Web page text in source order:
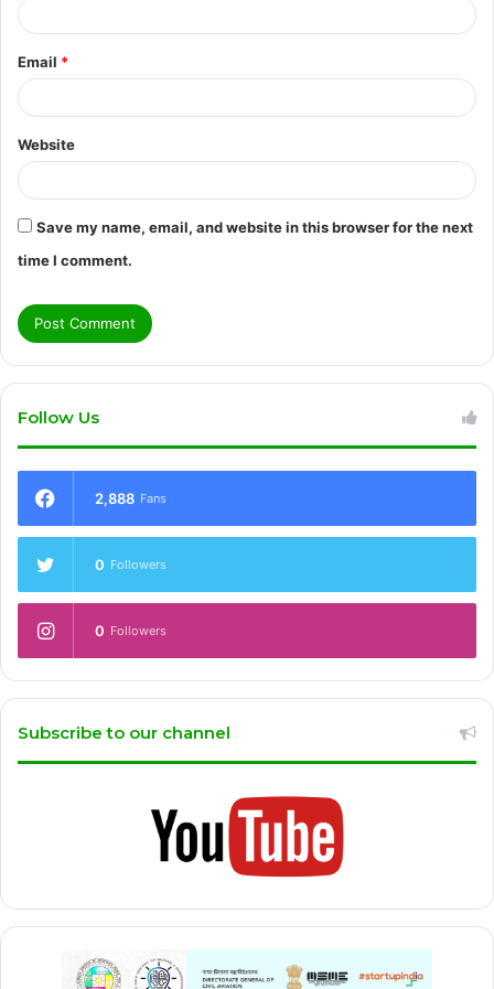
Email *
Website
Save my name, email, and website in this browser for the next
time I comment.
Follow Us
2,888 Fans
0 Followers
0 Followers
Subscribe to our channel